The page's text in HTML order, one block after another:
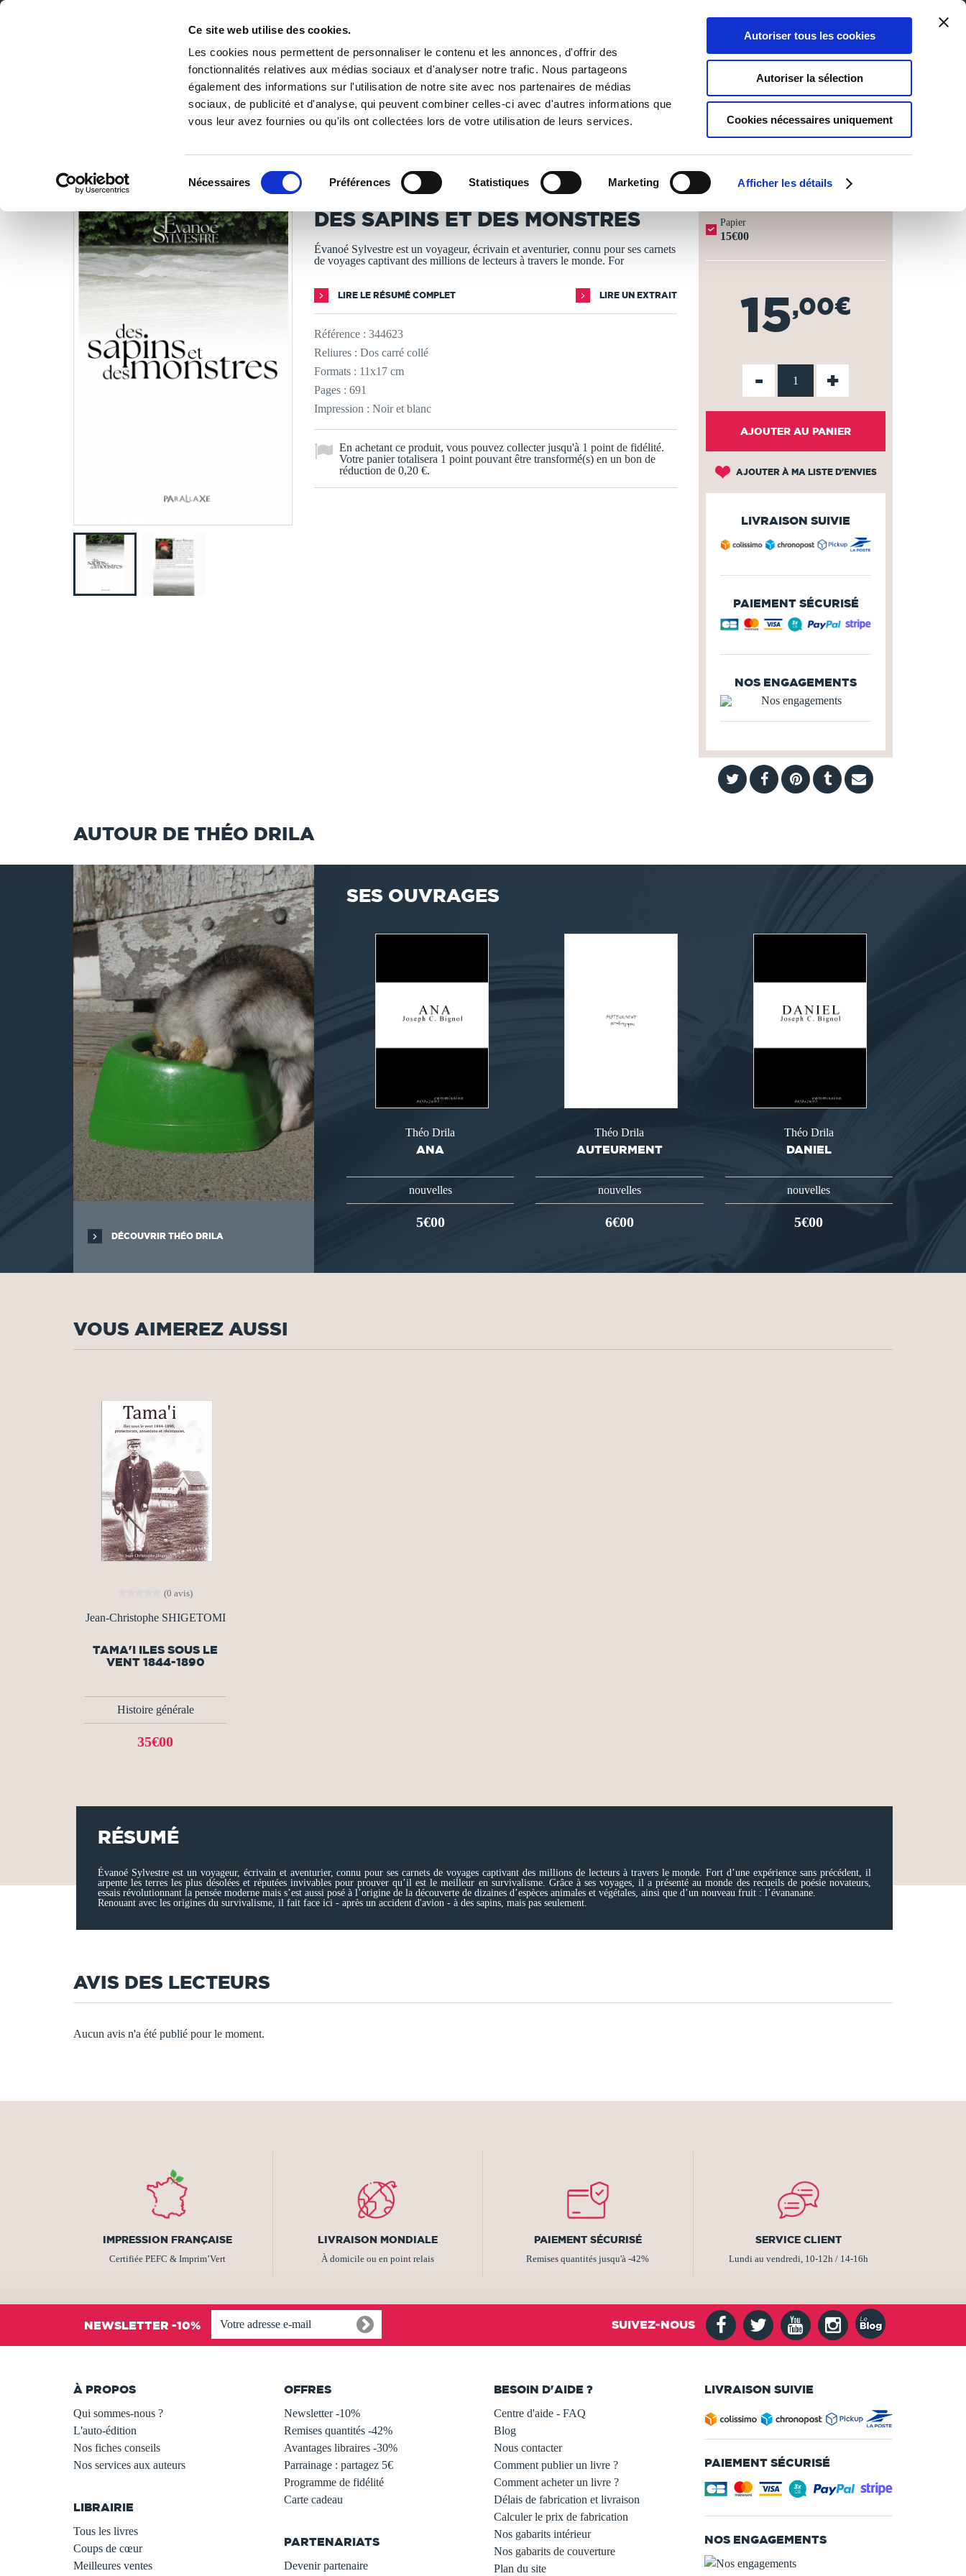
Ce site web utilise des cookies.
Les cookies nous permettent de personnaliser le contenu et les annonces, d'offrir des
fonctionnalités relatives aux médias sociaux et d'analyser notre trafic. Nous partageons
également des informations sur l'utilisation de notre site avec nos partenaires de médias
sociaux, de publicité et d'analyse, qui peuvent combiner celles-ci avec d'autres informations que
vous leur avez fournies ou qu'ils ont collectées lors de votre utilisation de leurs services.
Nécessaires Préférences Statistiques Marketing Afficher les détails
Autoriser tous les cookies
Autoriser la sélection
Cookies nécessaires uniquement
DE LA PAGE BLANCHE... AU BEST SELLER
0
Panier
0
Ma liste
Connexion
PUBLIER UN LIVRE LIBRAIRIE
/ Tourisme & voyages / Carnets & récits de voyage / Des sapins et des monstres
LES LIVRES SONT IMPRIMÉS À LA DEMANDE - DÉLAI ACTUEL : 3 À 5 JOURS OUVRÉS ⏱️
DES SAPINS ET DES MONSTRES
Évanoé Sylvestre est un voyageur, écrivain et aventurier, connu pour ses carnets
de voyages captivant des millions de lecteurs à travers le monde. For
LIRE LE RÉSUMÉ COMPLET LIRE UN EXTRAIT
Référence : 344623
Reliures : Dos carré collé
Formats : 11x17 cm
Pages : 691
Impression : Noir et blanc
En achetant ce produit, vous pouvez collecter jusqu'à 1 point de fidélité.
Votre panier totalisera 1 point pouvant être transformé(s) en un bon de
réduction de 0,20 €.
Papier
15€00
15,00€
- +
AJOUTER AU PANIER
AJOUTER À MA LISTE D'ENVIES
LIVRAISON SUIVIE
PAIEMENT SÉCURISÉ
NOS ENGAGEMENTS
AUTOUR DE THÉO DRILA
DÉCOUVRIR THÉO DRILA
SES OUVRAGES
Théo Drila
ANA
nouvelles
5€00
Théo Drila
AUTEURMENT
nouvelles
6€00
Théo Drila
DANIEL
nouvelles
5€00
VOUS AIMEREZ AUSSI
(0 avis)
Jean-Christophe SHIGETOMI
TAMA'I ILES SOUS LE
VENT 1844-1890
Histoire générale
35€00
RÉSUMÉ
Évanoé Sylvestre est un voyageur, écrivain et aventurier, connu pour ses carnets de voyages captivant des millions de lecteurs à travers le monde. Fort d’une expérience sans précédent, il
arpente les terres les plus désolées et réputées invivables pour prouver qu’il est le meilleur en survivalisme. Grâce à ses voyages, il a présenté au monde des recueils de poésie novateurs,
essais révolutionnant la pensée moderne mais s’est aussi posé à l’origine de la découverte de dizaines d’espèces animales et végétales, ainsi que d’un nouveau fruit : l’évananane.
Renouant avec les origines du survivalisme, il fait face ici - après un accident d'avion - à des sapins, mais pas seulement.
AVIS DES LECTEURS
Aucun avis n'a été publié pour le moment.
IMPRESSION FRANÇAISE
Certifiée PEFC & Imprim’Vert
LIVRAISON MONDIALE
À domicile ou en point relais
PAIEMENT SÉCURISÉ
Remises quantités jusqu'à -42%
SERVICE CLIENT
Lundi au vendredi, 10-12h / 14-16h
NEWSLETTER -10% SUIVEZ-NOUS
À PROPOS
Qui sommes-nous ?
L'auto-édition
Nos fiches conseils
Nos services aux auteurs
LIBRAIRIE
Tous les livres
Coups de cœur
Meilleures ventes
OFFRES
Newsletter -10%
Remises quantités -42%
Avantages libraires -30%
Parrainage : partagez 5€
Programme de fidélité
Carte cadeau
PARTENARIATS
Devenir partenaire
BESOIN D'AIDE ?
Centre d'aide - FAQ
Blog
Nous contacter
Comment publier un livre ?
Comment acheter un livre ?
Délais de fabrication et livraison
Calculer le prix de fabrication
Nos gabarits intérieur
Nos gabarits de couverture
Plan du site
LIVRAISON SUIVIE
PAIEMENT SÉCURISÉ
NOS ENGAGEMENTS